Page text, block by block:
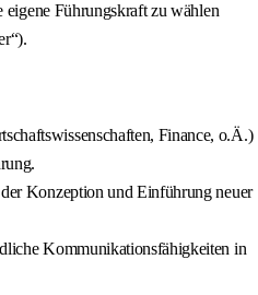
Führungskraft zu wählen
Finance, o.Ä.)
Konzeption und Einführung neuer
Kommunikationsfähigkeiten in